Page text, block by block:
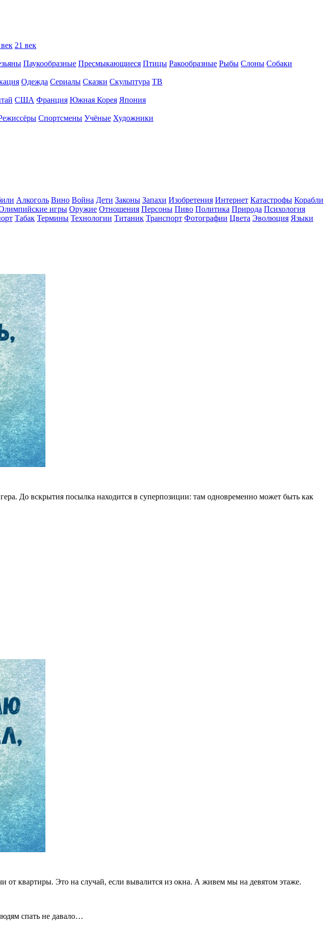
21 век
Паукообразные Пресмыкающиеся Птицы Ракообразные Рыбы Слоны Собаки
Одежда Сериалы Сказки Скульптура ТВ
США Франция Южная Корея Япония
Спортсмены Учёные Художники
Алкоголь Вино Война Дети Законы Запахи Изобретения Интернет Катастрофы Корабли
игры Оружие Отношения Персоны Пиво Политика Природа Психология
Табак Термины Технологии Титаник Транспорт Фотографии Цвета Эволюция Языки
До вскрытия посылка находится в суперпозиции: там одновременно может быть как
от квартиры. Это на случай, если вывалится из окна. А живем мы на девятом этаже.
спать не давало…